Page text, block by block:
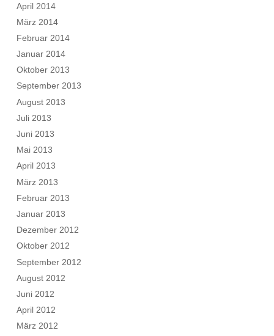
April 2014
März 2014
Februar 2014
Januar 2014
Oktober 2013
September 2013
August 2013
Juli 2013
Juni 2013
Mai 2013
April 2013
März 2013
Februar 2013
Januar 2013
Dezember 2012
Oktober 2012
September 2012
August 2012
Juni 2012
April 2012
März 2012